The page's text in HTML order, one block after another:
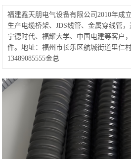
福建鑫天朋电气设备有限公司2010年成
生产电缆桥架、JDS线管、金属穿线管
宁德时代、福耀大学、中国电建等客户
件。地址：福州市长乐区航城街道里仁
13489085555金总